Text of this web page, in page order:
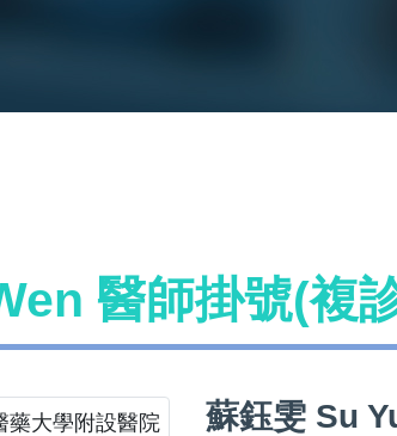
醫師掛號(複
蘇鈺雯 Su